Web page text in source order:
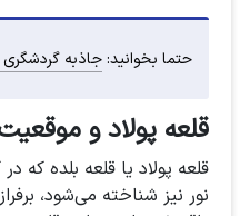
حتما بخوانید:جاذبه گردشگری
قلعه پولاد و
قلعه پولاد یا قلعه بلده که
نور نیز شناخته می‌شود،